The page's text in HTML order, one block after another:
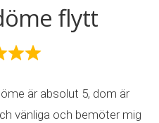
flytt
är absolut 5, dom är
vänliga och bemöter mig